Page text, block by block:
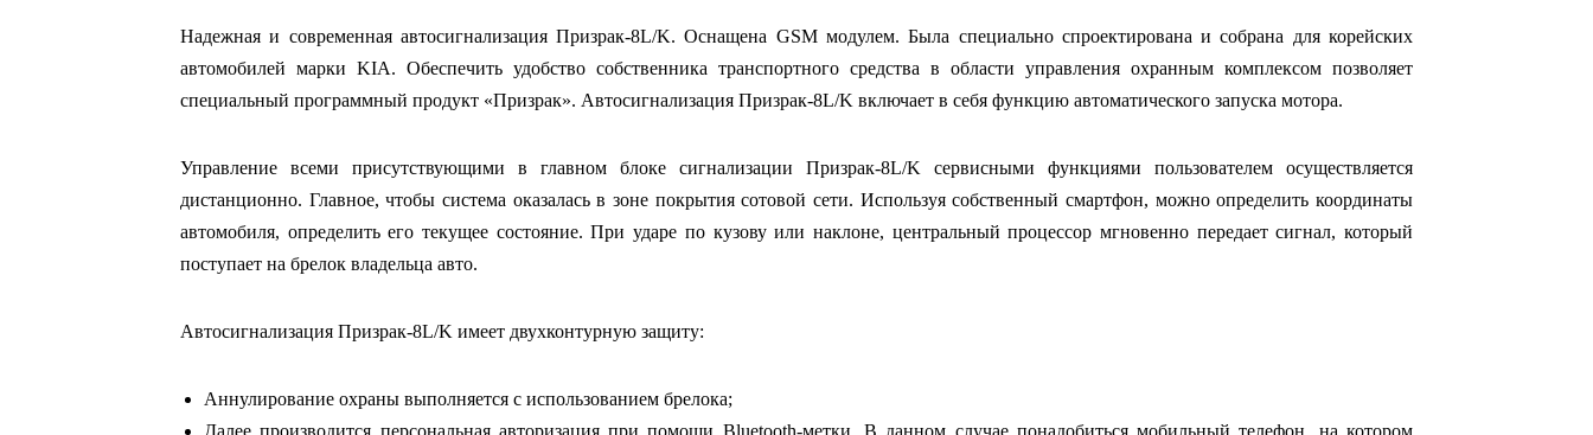
Надежная и современная автосигнализация Призрак-8L/K. Оснащена GSM модулем. Была специально спроектирована и собрана для корейских
автомобилей марки KIA. Обеспечить удобство собственника транспортного средства в области управления охранным комплексом позволяет
специальный программный продукт «Призрак». Автосигнализация Призрак-8L/K включает в себя функцию автоматического запуска мотора.
Управление всеми присутствующими в главном блоке сигнализации Призрак-8L/K сервисными функциями пользователем осуществляется
дистанционно. Главное, чтобы система оказалась в зоне покрытия сотовой сети. Используя собственный смартфон, можно определить координаты
автомобиля, определить его текущее состояние. При ударе по кузову или наклоне, центральный процессор мгновенно передает сигнал, который
поступает на брелок владельца авто.
Автосигнализация Призрак-8L/K имеет двухконтурную защиту:
Аннулирование охраны выполняется с использованием брелока;